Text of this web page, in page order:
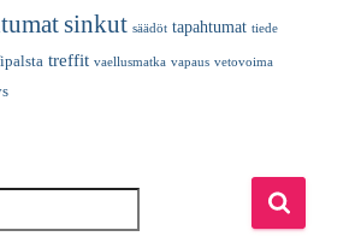
sinkut säädöt tapahtumat tiede
treffit vaellusmatka vapaus vetovoima